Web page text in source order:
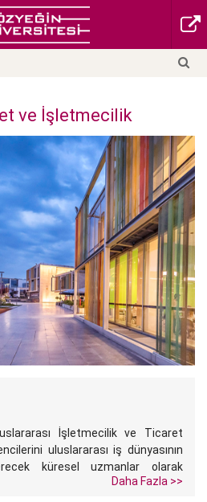
ve İşletmecilik
İşletmecilik ve Ticaret
uluslararası iş dünyasının
küresel uzmanlar olarak
Daha Fazla >>